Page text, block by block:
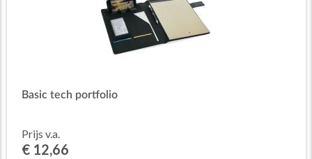
Basic tech portfolio
Prijs v.a.
€ 12,66